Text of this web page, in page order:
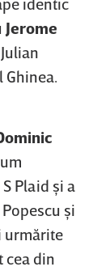
Jerome
Plaid şi a
şi
urmărite
cea din